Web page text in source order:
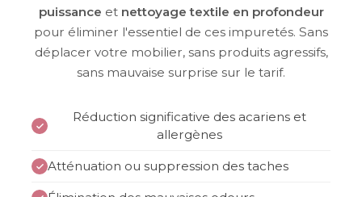
puissance et nettoyage textile en profondeur
pour éliminer l'essentiel de ces impuretés. Sans
déplacer votre mobilier, sans produits agressifs,
sans mauvaise surprise sur le tarif.
Réduction significative des acariens et
allergènes
Atténuation ou suppression des taches